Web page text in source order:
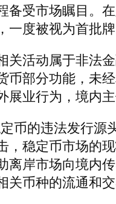
备受市场瞩目。
度被视为首批牌
活动属于非法金
币部分功能，未
展业行为，境内
的违法发行源
，稳定币市场的
离岸市场向境内
关币种的流通和